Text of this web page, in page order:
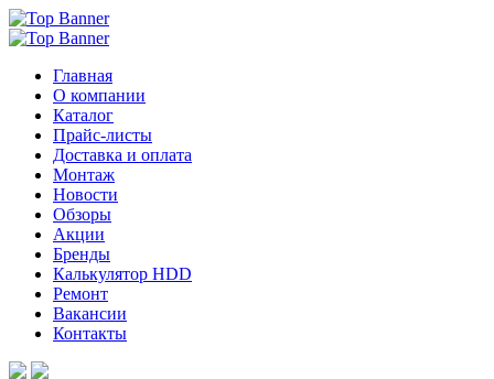
Главная
О компании
Каталог
Прайс-листы
Доставка и оплата
Монтаж
Новости
Обзоры
Акции
Бренды
Калькулятор HDD
Ремонт
Вакансии
Контакты